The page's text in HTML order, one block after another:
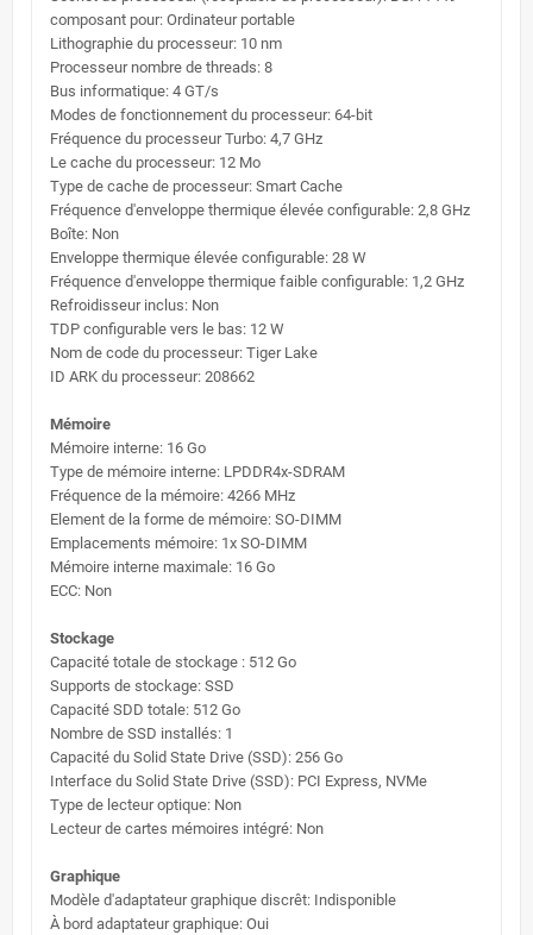
composant pour: Ordinateur portable
Lithographie du processeur: 10 nm
Processeur nombre de threads: 8
Bus informatique: 4 GT/s
Modes de fonctionnement du processeur: 64-bit
Fréquence du processeur Turbo: 4,7 GHz
Le cache du processeur: 12 Mo
Type de cache de processeur: Smart Cache
Fréquence d'enveloppe thermique élevée configurable: 2,8 GHz
Boîte: Non
Enveloppe thermique élevée configurable: 28 W
Fréquence d'enveloppe thermique faible configurable: 1,2 GHz
Refroidisseur inclus: Non
TDP configurable vers le bas: 12 W
Nom de code du processeur: Tiger Lake
ID ARK du processeur: 208662
Mémoire
Mémoire interne: 16 Go
Type de mémoire interne: LPDDR4x-SDRAM
Fréquence de la mémoire: 4266 MHz
Element de la forme de mémoire: SO-DIMM
Emplacements mémoire: 1x SO-DIMM
Mémoire interne maximale: 16 Go
ECC: Non
Stockage
Capacité totale de stockage : 512 Go
Supports de stockage: SSD
Capacité SDD totale: 512 Go
Nombre de SSD installés: 1
Capacité du Solid State Drive (SSD): 256 Go
Interface du Solid State Drive (SSD): PCI Express, NVMe
Type de lecteur optique: Non
Lecteur de cartes mémoires intégré: Non
Graphique
Modèle d'adaptateur graphique discrêt: Indisponible
À bord adaptateur graphique: Oui